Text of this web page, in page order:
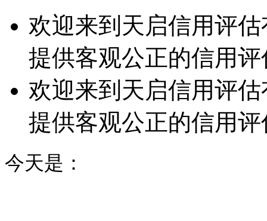
欢迎来到天启信用评
提供客观公正的信用
欢迎来到天启信用评
提供客观公正的信用
今天是：